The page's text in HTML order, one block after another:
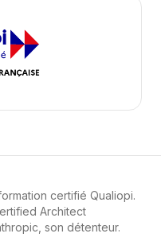
certifié Qualiopi.
Architect
son détenteur.